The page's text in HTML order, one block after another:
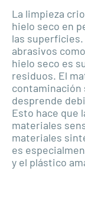
La limpieza
hielo seco en
las
abrasivos
hielo seco es
residuos. El
contaminación
desprende
Esto hace que
materiales
materiales
es
y el plástico